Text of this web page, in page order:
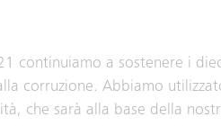
continuiamo a sostenere i
corruzione. Abbiamo
che sarà alla base della